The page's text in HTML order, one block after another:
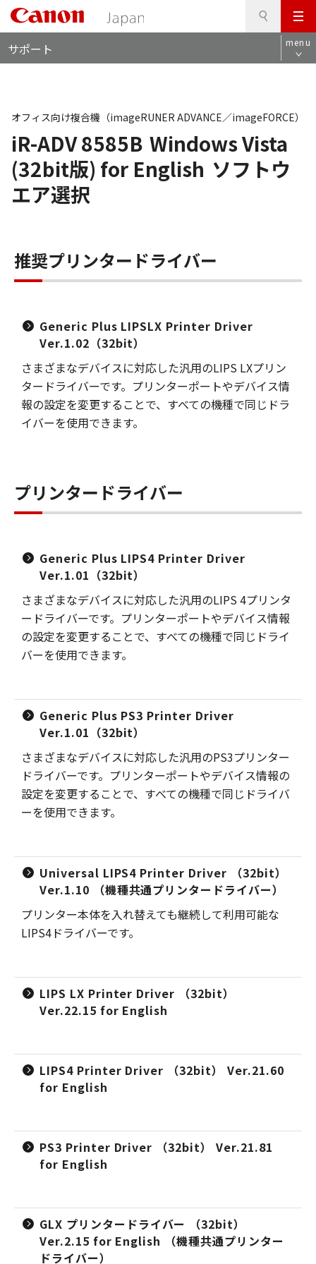
メ
ニ
ュ
サポート menu
iR-ADV 8585B Windows Vista
(32bit版) for English ソフトウ
エア選択
オフィス向け複合機（imageRUNER ADVANCE／imageFORCE）
推奨プリンタードライバー
Generic Plus LIPSLX Printer Driver
Ver.1.02（32bit）
さまざまなデバイスに対応した汎用のLIPS LXプリン
タードライバーです。プリンターポートやデバイス情
報の設定を変更することで、すべての機種で同じドラ
イバーを使用できます。
プリンタードライバー
Generic Plus LIPS4 Printer Driver
Ver.1.01（32bit）
さまざまなデバイスに対応した汎用のLIPS 4プリンタ
ードライバーです。プリンターポートやデバイス情報
の設定を変更することで、すべての機種で同じドライ
バーを使用できます。
Generic Plus PS3 Printer Driver
Ver.1.01（32bit）
さまざまなデバイスに対応した汎用のPS3プリンター
ドライバーです。プリンターポートやデバイス情報の
設定を変更することで、すべての機種で同じドライバ
ーを使用できます。
Universal LIPS4 Printer Driver （32bit）
Ver.1.10 （機種共通プリンタードライバー）
プリンター本体を入れ替えても継続して利用可能な
LIPS4ドライバーです。
LIPS LX Printer Driver （32bit）
Ver.22.15 for English
LIPS4 Printer Driver （32bit） Ver.21.60
for English
PS3 Printer Driver （32bit） Ver.21.81
for English
GLX プリンタードライバー （32bit）
Ver.2.15 for English （機種共通プリンター
ドライバー）